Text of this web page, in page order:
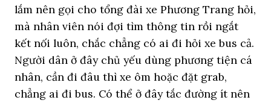
lắm nên gọi cho tổng đài xe Phương Trang hỏi,
mà nhân viên nói đợi tìm thông tin rồi ngắt
kết nối luôn, chắc chẳng có ai đi hỏi xe bus cả.
Người dân ở đây chủ yếu dùng phương tiện cá
nhân, cần đi đâu thì xe ôm hoặc đặt grab,
chẳng ai đi bus. Có thể ở đây tắc đường ít nên